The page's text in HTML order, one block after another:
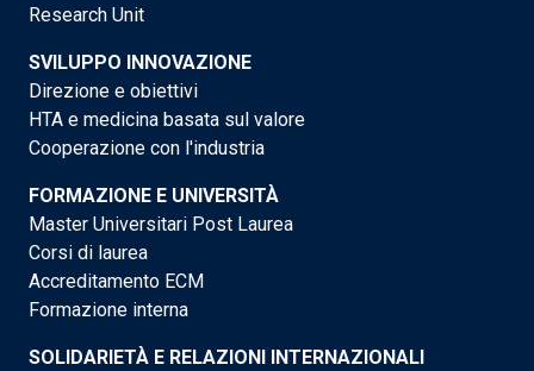
Research Unit
SVILUPPO INNOVAZIONE
Direzione e obiettivi
HTA e medicina basata sul valore
Cooperazione con l'industria
FORMAZIONE E UNIVERSITÀ
Master Universitari Post Laurea
Corsi di laurea
Accreditamento ECM
Formazione interna
SOLIDARIETÀ E RELAZIONI INTERNAZIONALI